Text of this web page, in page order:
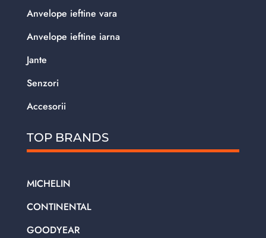
Anvelope ieftine vara
Anvelope ieftine iarna
Jante
Senzori
Accesorii
TOP BRANDS
MICHELIN
CONTINENTAL
GOODYEAR